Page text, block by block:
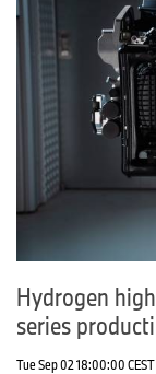
Hydrogen
series
Tue Sep 02 18:00:00